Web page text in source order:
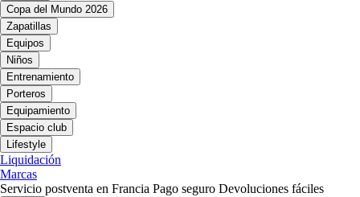
Copa del Mundo 2026
Zapatillas
Equipos
Niños
Entrenamiento
Porteros
Equipamiento
Espacio club
Lifestyle
Liquidación
Marcas
Servicio postventa en Francia Pago seguro Devoluciones fáciles